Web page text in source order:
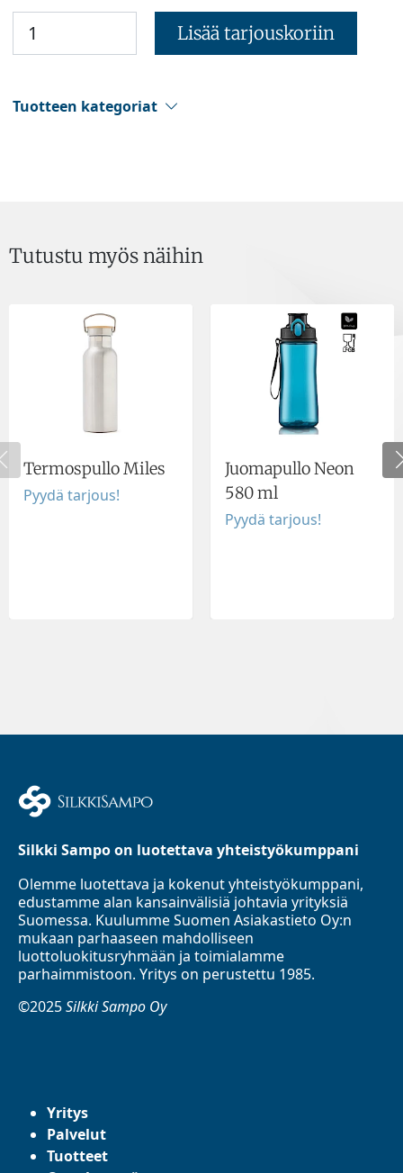
Lisää tarjouskoriin
Tuotteen kategoriat
Tutustu myös näihin
Termospullo Miles
Pyydä tarjous!
Juomapullo Neon
580 ml
Pyydä tarjous!
Silkki Sampo on luotettava yhteistyökumppani
Olemme luotettava ja kokenut yhteistyökumppani,
edustamme alan kansainvälisiä johtavia yrityksiä
Suomessa. Kuulumme Suomen Asiakastieto Oy:n
mukaan parhaaseen mahdolliseen
luottoluokitusryhmään ja toimialamme
parhaimmistoon. Yritys on perustettu 1985.
©2025Silkki Sampo Oy
Yritys
Palvelut
Tuotteet